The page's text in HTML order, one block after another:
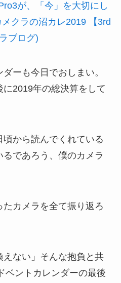
が、「今」を大切にし
クラの沼カレ2019 【3rd
ブログ)
ーも今日でおしまい。
2019年の総決算をして
から読んでくれている
であろう、僕のカメラ
カメラを全て振り返ろ
えない」そんな抱負と共
ベントカレンダーの最後